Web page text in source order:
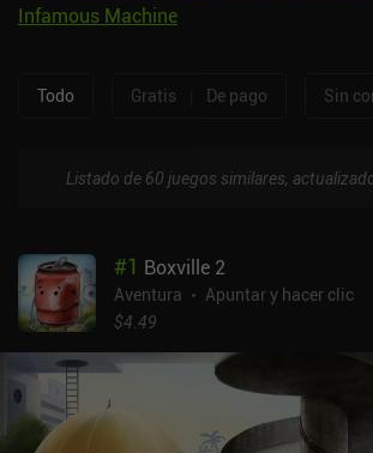
Infamous Machine
Todo Gratis De pago Sin
Listado de 60 juegos similares,
#1 Boxville 2
Aventura
Apuntar y hacer clic
$4.49